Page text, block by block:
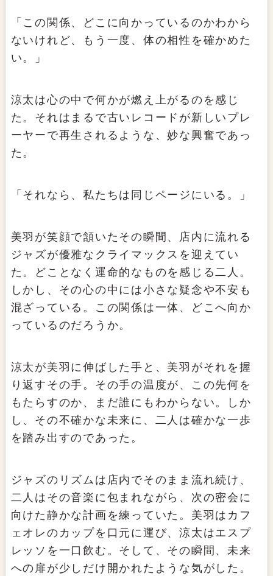
「この関係、どこに向かっているのかわから
ないけれど、もう一度、体の相性を確かめた
い。」
涼太は心の中で何かが燃え上がるのを感じ
た。それはまるで古いレコードが新しいプレ
ーヤーで再生されるような、妙な興奮であっ
た。
「それなら、私たちは同じページにいる。」
美羽が笑顔で頷いたその瞬間、店内に流れる
ジャズが優雅なクライマックスを迎えてい
た。どことなく運命的なものを感じる二人。
しかし、その心の中には小さな疑念や不安も
混ざっている。この関係は一体、どこへ向か
っているのだろうか。
涼太が美羽に伸ばした手と、美羽がそれを握
り返すその手。その手の温度が、この先何を
もたらすのか、まだ誰にもわからない。しか
し、その不確かな未来に、二人は確かな一歩
を踏み出すのであった。
ジャズのリズムは店内でそのまま流れ続け、
二人はその音楽に包まれながら、次の密会に
向けた静かな計画を練っていた。美羽はカフ
ェオレのカップを口元に運び、涼太はエスプ
レッソを一口飲む。そして、その瞬間、未来
への扉が少しだけ開かれたような気がした。